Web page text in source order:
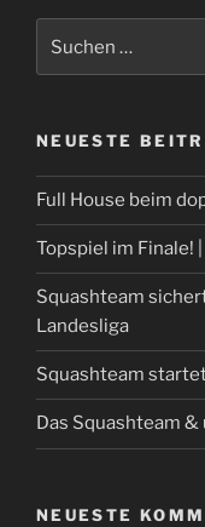
nach:
NEUESTE
Full House beim
Topspiel im
Squashteam
Landesliga
Squashteam
Das Squashteam
NEUESTE